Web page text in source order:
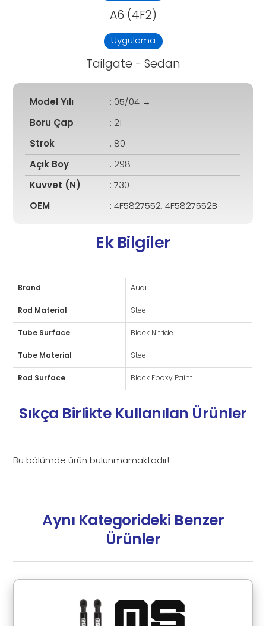
A6 (4F2)
Uygulama
Tailgate - Sedan
Model Yılı : 05/04 →
Boru Çap : 21
Strok : 80
Açık Boy : 298
Kuvvet (N) : 730
OEM : 4F5827552, 4F5827552B
Ek Bilgiler
Brand Audi
Rod Material Steel
Tube Surface Black Nitride
Tube Material Steel
Rod Surface Black Epoxy Paint
Sıkça Birlikte Kullanılan Ürünler
Bu bölümde ürün bulunmamaktadır!
Aynı Kategorideki Benzer
Ürünler